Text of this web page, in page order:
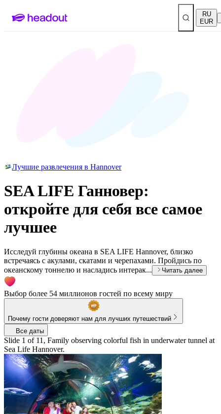
RU
EUR
Лучшие развлечения в Hannover
SEA LIFE Ганновер:
откройте для себя все самое
лучшее
Исследуй глубины океана в SEA LIFE Hannover, близко
встречаясь с акулами, скатами и черепахами. Пройдись по
океанскому тоннелю и насладись интерак...
Читать далее
Выбор более 54 миллионов гостей по всему миру
Почему гости доверяют нам для лучших путешествий
Все даты
Slide 1 of 11, Family observing colorful fish in underwater tunnel at
Sea Life Hannover.